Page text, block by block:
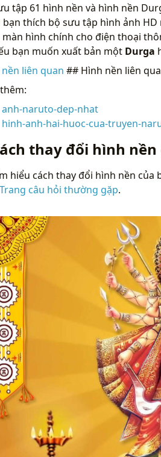
tập 61 hình nền và hình nền
bạn thích bộ sưu tập hình ảnh
màn hình chính cho điện thoại
bạn muốn xuất bản một Durga
liên quan ## Hình nền liên
anh-naruto-dep-nhat
hinh-anh-hai-huoc-cua-truyen-
thay đổi hình nền
hiểu cách thay đổi hình nền của
Trang câu hỏi thường gặp.